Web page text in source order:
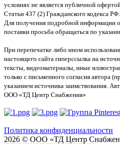
условиях не является публичной
Статьи 437 (2) Гражданского кодекса РФ.
Для получения подробной информации
поставки просьба обращаться по
При перепечатке либо ином
настоящего сайта гиперссылка на
тексты, видеоматериалы, иные
только с письменного согласия автора
указанием источника заимствования.
ООО «ТД Центр Снабжения»
Политика конфиденциальности
2026 © ООО «ТД Центр